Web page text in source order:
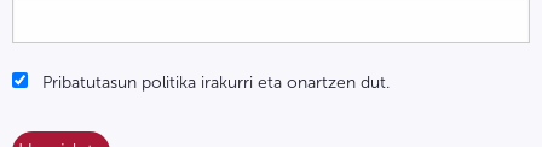
Pribatutasun politika irakurri eta onartzen dut.